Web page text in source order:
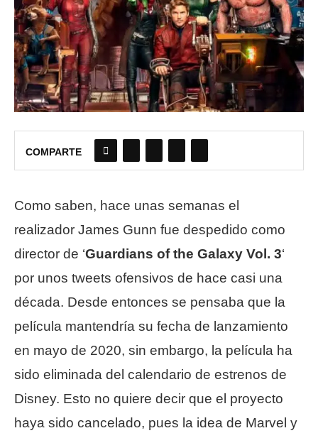
COMPARTE
Como saben, hace unas semanas el
realizador James Gunn fue despedido como
director de ‘Guardians of the Galaxy Vol. 3‘
por unos tweets ofensivos de hace casi una
década. Desde entonces se pensaba que la
película mantendría su fecha de lanzamiento
en mayo de 2020, sin embargo, la película ha
sido eliminada del calendario de estrenos de
Disney. Esto no quiere decir que el proyecto
haya sido cancelado, pues la idea de Marvel y